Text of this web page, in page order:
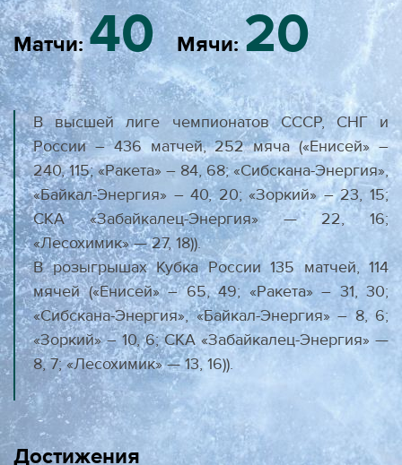
Матчи:40 Мячи:20
В высшей лиге чемпионатов СССР, СНГ и
России – 436 матчей, 252 мяча («Енисей» –
240, 115; «Ракета» – 84, 68; «Сибскана-Энергия»,
«Байкал-Энергия» – 40, 20; «Зоркий» – 23, 15;
СКА «Забайкалец-Энергия» — 22, 16;
«Лесохимик» — 27, 18)).
В розыгрышах Кубка России 135 матчей, 114
мячей («Енисей» – 65, 49; «Ракета» – 31, 30;
«Сибскана-Энергия», «Байкал-Энергия» – 8, 6;
«Зоркий» – 10, 6; СКА «Забайкалец-Энергия» —
8, 7; «Лесохимик» — 13, 16)).
Достижения